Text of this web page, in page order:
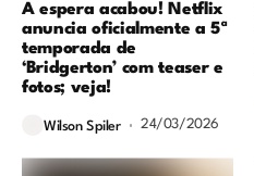
A espera acabou! Netflix
anuncia oficialmente a 5ª
temporada de
‘Bridgerton’ com teaser e
fotos; veja!
Wilson Spiler 24/03/2026